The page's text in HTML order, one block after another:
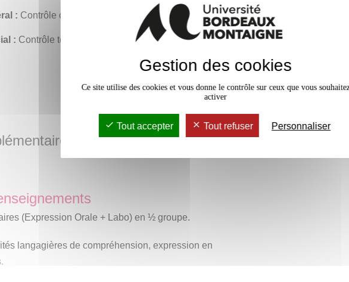
: Contrôle continu.
: Contrôle terminal en laboratoire de langue. 40
: contrôle terminal en laboratoire
3/ semestre 4). 1h
(Expression Orale + Labo) en ½ groupe.
langagières de compréhension, expression en
Gestion des cookies
Ce site utilise des cookies et vous donne le contrôle sur ceux que vous
activer
Tout accepter Tout refuser Personnaliser